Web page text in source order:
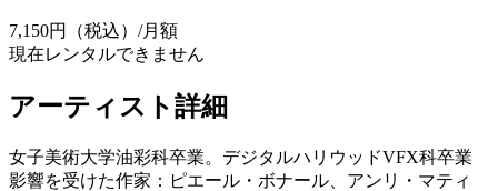
7,150円
（税込）/月額
現在レンタルできません
アーティスト詳細
女子美術大学油彩科卒業。デジタルハリウッドVFX科卒業
影響を受けた作家：ピエール・ボナール、アンリ・マティ